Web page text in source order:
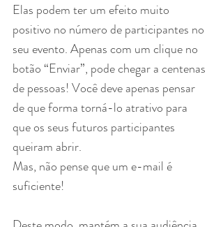
Elas podem ter um efeito muito
positivo no número de participantes no
seu evento. Apenas com um clique no
botão “Enviar”, pode chegar a centenas
de pessoas! Você deve apenas pensar
de que forma torná-lo atrativo para
que os seus futuros participantes
queiram abrir.
Mas, não pense que um e-mail é
suficiente!